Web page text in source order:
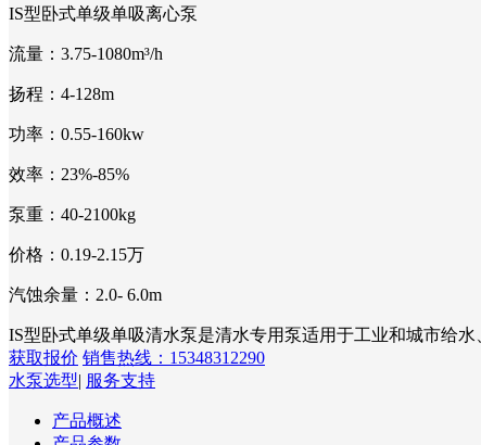
IS型卧式单级单吸离心泵
流量： 3.75-1080m³/h
扬程： 4-128m
功率： 0.55-160kw
效率： 23%-85%
泵重： 40-2100kg
价格： 0.19-2.15万
汽蚀余量： 2.0- 6.0m
IS型卧式单级单吸清水泵是清水专用泵适用于工业和城市给
获取报价 销售热线：15348312290
水泵选型| 服务支持
产品概述